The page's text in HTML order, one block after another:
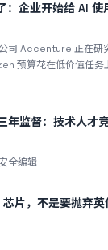
企业开始给 AI 使
司 Accenture 正在研
预算花在低价值任务
年监督：技术人才
全编辑
片，不是要抛弃英